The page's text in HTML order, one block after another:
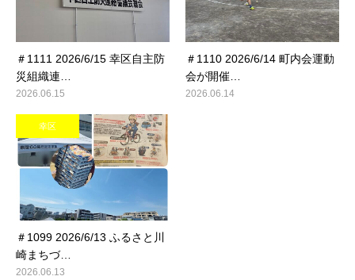
＃1111 2026/6/15 幸区自主防
災組織連…
2026.06.15
＃1110 2026/6/14 町内会運動
会が開催…
2026.06.14
幸区
＃1099 2026/6/13 ふるさと川
崎まちづ…
2026.06.13